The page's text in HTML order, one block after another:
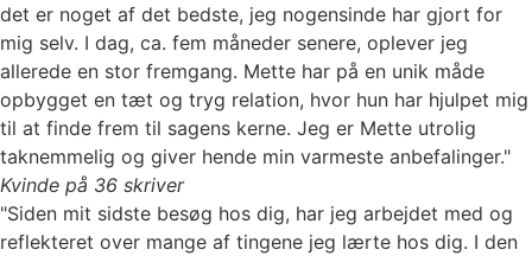
det er noget af det bedste, jeg nogensinde har gjort for
mig selv. I dag, ca. fem måneder senere, oplever jeg
allerede en stor fremgang. Mette har på en unik måde
opbygget en tæt og tryg relation, hvor hun har hjulpet mig
til at finde frem til sagens kerne. Jeg er Mette utrolig
taknemmelig og giver hende min varmeste anbefalinger."
Kvinde på 36 skriver
"Siden mit sidste besøg hos dig, har jeg arbejdet med og
reflekteret over mange af tingene jeg lærte hos dig. I den